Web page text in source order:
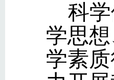
科
学思
学素